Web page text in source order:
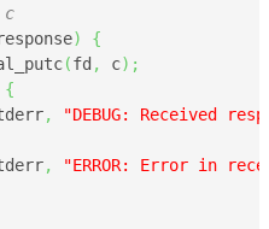
c
)
{
(fd , c) ;
{
,
"DEBUG: Received
,
"ERROR: Error in